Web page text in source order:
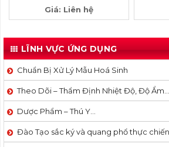
Giá: Liên hệ
LĨNH VỰC ỨNG DỤNG
Chuẩn Bị Xử Lý Mẫu Hoá Sinh
Theo Dõi – Thẩm Định Nhiệt Độ, Độ Ẩm…
Dược Phẩm – Thú Y…
Đào Tạo sắc ký và quang phổ thực